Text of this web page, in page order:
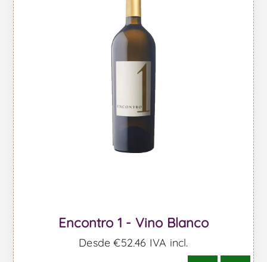
Encontro 1 - Vino Blanco
Desde €52,46 IVA incl.